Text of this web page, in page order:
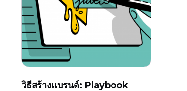
วิธีสร้างแบรนด์: Playbook